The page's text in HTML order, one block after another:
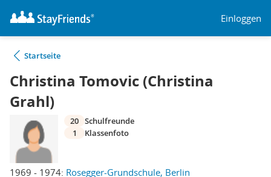
Einloggen
Startseite
Christina Tomovic (Christina
Grahl)
1969 - 1974: Rosegger-Grundschule, Berlin
20 Schulfreunde
1
Klassenfoto